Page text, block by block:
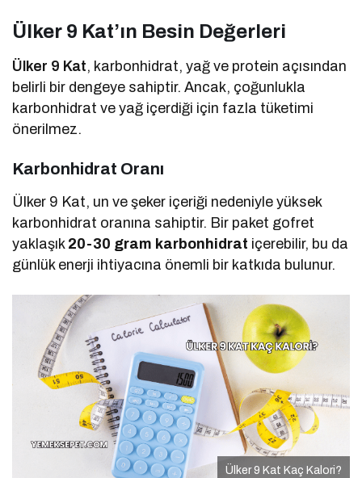
Ülker 9 Kat’ın Besin Değerleri
Ülker 9 Kat, karbonhidrat, yağ ve protein açısından
belirli bir dengeye sahiptir. Ancak, çoğunlukla
karbonhidrat ve yağ içerdiği için fazla tüketimi
önerilmez.
Karbonhidrat Oranı
Ülker 9 Kat, un ve şeker içeriği nedeniyle yüksek
karbonhidrat oranına sahiptir. Bir paket gofret
yaklaşık 20-30 gram karbonhidrat içerebilir, bu da
günlük enerji ihtiyacına önemli bir katkıda bulunur.
Ülker 9 Kat Kaç Kalori?